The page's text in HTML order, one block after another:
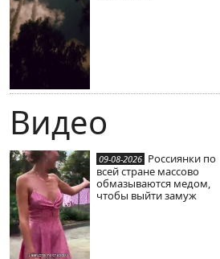
Видео
09-08-2026 Россиянки по
всей стране массово
обмазываются медом,
чтобы выйти замуж